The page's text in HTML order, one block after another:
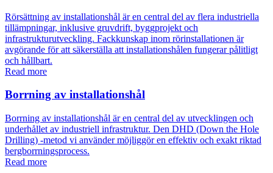
Rörsättning av installationshål är en central del av flera industriella
tillämpningar, inklusive gruvdrift, byggprojekt och
infrastrukturutveckling. Fackkunskap inom rörinstallationen är
avgörande för att säkerställa att installationshålen fungerar pålitligt
och hållbart.
Read more
Borrning av installationshål
Borrning av installationshål är en central del av utvecklingen och
underhållet av industriell infrastruktur. Den DHD (Down the Hole
Drilling) -metod vi använder möjliggör en effektiv och exakt riktad
bergborrningsprocess.
Read more